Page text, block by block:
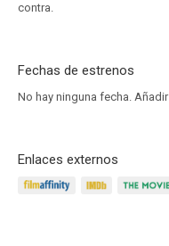
contra.
Fechas de estrenos
No hay ninguna fecha. Añadir
Enlaces externos